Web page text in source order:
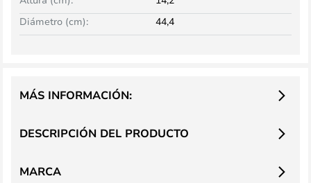
Diámetro (cm):
44,4
DESCRIPCIÓN DEL PRODUCTO
MÁS INFORMACIÓN:
MARCA